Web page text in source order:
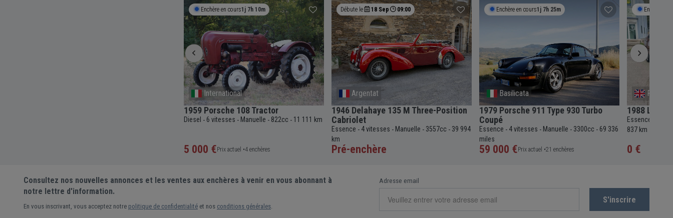
Enchère en cours1j 7h 10m
International
1959 Porsche 108 Tractor
Diesel - 6 vitesses - Manuelle - 822cc - 11 111 km
5 000 €Prix actuel •4 enchères
Débute le 18 Sep 09:00
Argentat
1946 Delahaye 135 M Three-Position
Cabriolet
Essence - 4 vitesses - Manuelle - 3557cc - 39 994
km
Pré-enchère
Enchère en cours1j 7h 25m
Basilicata
1979 Porsche 911 Type 930 Turbo
Coupé
Essence - 4 vitesses - Manuelle - 3300cc - 69 336
miles
59 000 €Prix actuel •21 enchères
Enchère en
1988
Essence
837 km
0 €
Consultez nos nouvelles annonces et les ventes aux enchères à venir en vous abonnant à
notre lettre d'information.
En vous inscrivant, vous acceptez notre politique de confidentialité et nos conditions générales
Adresse email